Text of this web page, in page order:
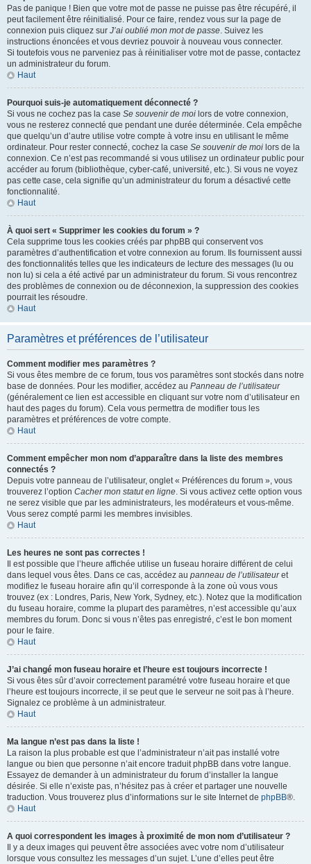
Pas de panique ! Bien que votre mot de passe ne puisse pas être récupéré, il
peut facilement être réinitialisé. Pour ce faire, rendez vous sur la page de
connexion puis cliquez sur J’ai oublié mon mot de passe. Suivez les
instructions énoncées et vous devriez pouvoir à nouveau vous connecter.
Si toutefois vous ne parveniez pas à réinitialiser votre mot de passe, contactez
un administrateur du forum.
Haut
Pourquoi suis-je automatiquement déconnecté ?
Si vous ne cochez pas la case Se souvenir de moi lors de votre connexion,
vous ne resterez connecté que pendant une durée déterminée. Cela empêche
que quelqu’un d’autre utilise votre compte à votre insu en utilisant le même
ordinateur. Pour rester connecté, cochez la case Se souvenir de moi lors de la
connexion. Ce n’est pas recommandé si vous utilisez un ordinateur public pour
accéder au forum (bibliothèque, cyber-café, université, etc.). Si vous ne voyez
pas cette case, cela signifie qu’un administrateur du forum a désactivé cette
fonctionnalité.
Haut
À quoi sert « Supprimer les cookies du forum » ?
Cela supprime tous les cookies créés par phpBB qui conservent vos
paramètres d’authentification et votre connexion au forum. Ils fournissent aussi
des fonctionnalités telles que les indicateurs de lecture des messages (lu ou
non lu) si cela a été activé par un administrateur du forum. Si vous rencontrez
des problèmes de connexion ou de déconnexion, la suppression des cookies
pourrait les résoudre.
Haut
Paramètres et préférences de l’utilisateur
Comment modifier mes paramètres ?
Si vous êtes membre de ce forum, tous vos paramètres sont stockés dans notre
base de données. Pour les modifier, accédez au Panneau de l’utilisateur
(généralement ce lien est accessible en cliquant sur votre nom d’utilisateur en
haut des pages du forum). Cela vous permettra de modifier tous les
paramètres et préférences de votre compte.
Haut
Comment empêcher mon nom d’apparaître dans la liste des membres
connectés ?
Depuis votre panneau de l’utilisateur, onglet « Préférences du forum », vous
trouverez l’option Cacher mon statut en ligne. Si vous activez cette option vous
ne serez visible que par les administrateurs, les modérateurs et vous-même.
Vous serez compté parmi les membres invisibles.
Haut
Les heures ne sont pas correctes !
Il est possible que l’heure affichée utilise un fuseau horaire différent de celui
dans lequel vous êtes. Dans ce cas, accédez au panneau de l’utilisateuret
modifiez le fuseau horaire afin qu’il corresponde à la zone où vous vous
trouvez (ex : Londres, Paris, New York, Sydney, etc.). Notez que la modification
du fuseau horaire, comme la plupart des paramètres, n’est accessible qu’aux
membres du forum. Donc si vous n’êtes pas enregistré, c’est le bon moment
pour le faire.
Haut
J’ai changé mon fuseau horaire et l’heure est toujours incorrecte !
Si vous êtes sûr d’avoir correctement paramétré votre fuseau horaire et que
l’heure est toujours incorrecte, il se peut que le serveur ne soit pas à l’heure.
Signalez ce problème à un administrateur.
Haut
Ma langue n’est pas dans la liste !
La raison la plus probable est que l’administrateur n’ait pas installé votre
langue ou bien que personne n’ait encore traduit phpBB dans votre langue.
Essayez de demander à un administrateur du forum d’installer la langue
désirée. Si elle n’existe pas, n’hésitez pas à créer et partager une nouvelle
traduction. Vous trouverez plus d’informations sur le site Internet de phpBB®.
Haut
A quoi correspondent les images à proximité de mon nom d’utilisateur ?
Il y a deux images qui peuvent être associées avec votre nom d’utilisateur
lorsque vous consultez les messages d’un sujet. L’une d’elles peut être